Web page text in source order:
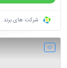
شرکت های برند